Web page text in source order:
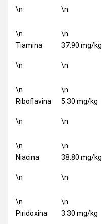
\n \n
\n
Tiamina
\n
\n
37.90 mg/kg
\n
\n
Riboflavina
\n
\n
5.30 mg/kg
\n
\n
Niacina
\n
\n
38.80 mg/kg
\n
\n
Piridoxina
\n
3.30 mg/kg